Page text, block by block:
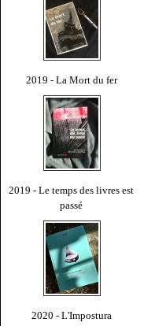
2019 - La Mort du fer
2019 - Le temps des livres est
passé
2020 - L'Impostura